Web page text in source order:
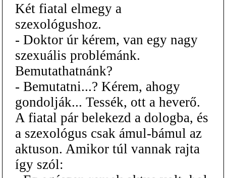
Két fiatal elmegy a
szexológushoz.
- Doktor úr kérem, van egy nagy
szexuális problémánk.
Bemutathatnánk?
- Bemutatni...? Kérem, ahogy
gondolják... Tessék, ott a heverő.
A fiatal pár belekezd a dologba, és
a szexológus csak ámul-bámul az
aktuson. Amikor túl vannak rajta
így szól: